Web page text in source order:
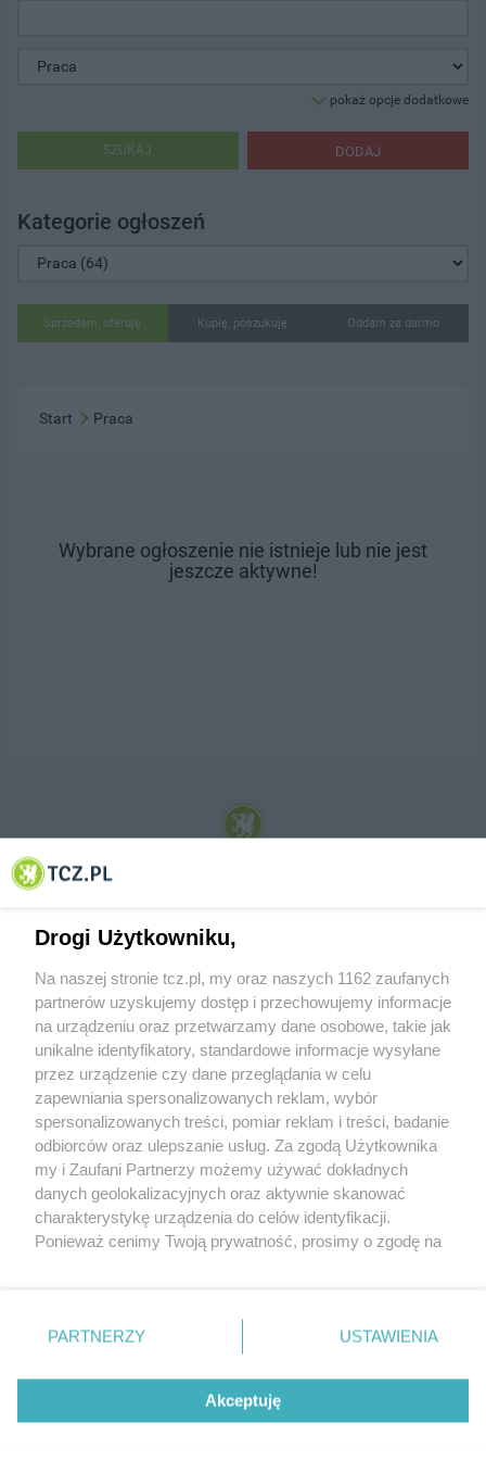
pokaż opcje dodatkowe
DODAJ
SZUKAJ
Kategorie ogłoszeń
Sprzedam, oferuję Kupię, poszukuję Oddam za darmo
Start Praca
Wybrane ogłoszenie nie istnieje lub nie jest
jeszcze aktywne!
© 2001-2026 Tczew - TCZ.PL Sp. z o.o. Internetowy Serwis Informacyjny Miasta
O FIRMIE POLITYKA PRYWATNOŚCI HOSTING
REKLAMA WSPÓŁPRACA RSS FACEBOOK KONTAKT
Nasze serwisy
Aktualności
Tcz24
Historia miasta
Muzyka i kultura
Archiwum wydarzeń
Zdjęcia miasta
Drogi Użytkowniku,
Na naszej stronie tcz.pl, my oraz naszych 1162 zaufanych
partnerów uzyskujemy dostęp i przechowujemy informacje
na urządzeniu oraz przetwarzamy dane osobowe, takie jak
unikalne identyfikatory, standardowe informacje wysyłane
przez urządzenie czy dane przeglądania w celu
zapewniania spersonalizowanych reklam, wybór
spersonalizowanych treści, pomiar reklam i treści, badanie
odbiorców oraz ulepszanie usług. Za zgodą Użytkownika
my i Zaufani Partnerzy możemy używać dokładnych
danych geolokalizacyjnych oraz aktywnie skanować
charakterystykę urządzenia do celów identyfikacji.
Ponieważ cenimy Twoją prywatność, prosimy o zgodę na
znajdujący się w lewym dolnym rogu strony
. Niektóre
przetwarzaniu. Preferencje będą miały zastosowania tylko
PARTNERZY USTAWIENIA
Akceptuję